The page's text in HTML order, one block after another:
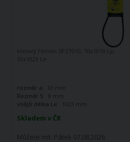
Skladem v ČR
Můžete mít: Pátek 07.08.2026
klínový řemen SPZ1010, 10x1010 Lp,
10x1023 Le
rozměr a:
10 mm
Rozměr S:
8 mm
vnější délka Le:
1023 mm